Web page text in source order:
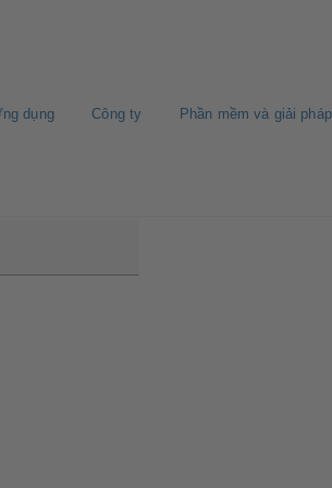
dụng Công ty Phần mềm và giải pháp